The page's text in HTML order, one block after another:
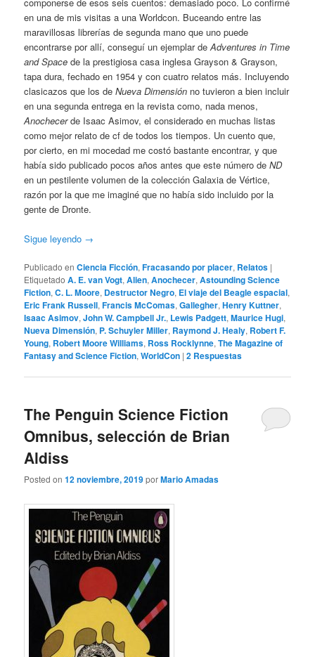
en una de mis visitas a una Worldcon. Buceando entre las
maravillosas librerías de segunda mano que uno puede
encontrarse por allí, conseguí un ejemplar deAdventures in Time
and Space de la prestigiosa casa inglesa Grayson & Grayson,
tapa dura, fechado en 1954 y con cuatro relatos más. Incluyendo
clasicazos que los deNueva Dimensión no tuvieron a bien incluir
en una segunda entrega en la revista como, nada menos,
Anochecerde Isaac Asimov, el considerado en muchas listas
como mejor relato de cf de todos los tiempos. Un cuento que,
por cierto, en mi mocedad me costó bastante encontrar, y que
había sido publicado pocos años antes que este número deND
en un pestilente volumen de la colección Galaxia de Vértice,
razón por la que me imaginé que no había sido incluido por la
gente de Dronte.
Sigue leyendo →
Publicado en Ciencia Ficción,Fracasando por placer, Relatos |
Etiquetado A. E. van Vogt,Alien,Anochecer,Astounding Science
Fiction,C. L. Moore, Destructor Negro, El viaje del Beagle espacial,
Eric Frank Russell,Francis McComas,Gallegher,Henry Kuttner,
Isaac Asimov,John W. Campbell Jr., Lewis Padgett,Maurice Hugi,
Nueva Dimensión, P. Schuyler Miller, Raymond J. Healy, Robert F.
Young, Robert Moore Williams, Ross Rocklynne,The Magazine of
Fantasy and Science Fiction,WorldCon |2 Respuestas
The Penguin Science Fiction
Omnibus, selección de Brian
Aldiss
Posted on12 noviembre, 2019porMario Amadas